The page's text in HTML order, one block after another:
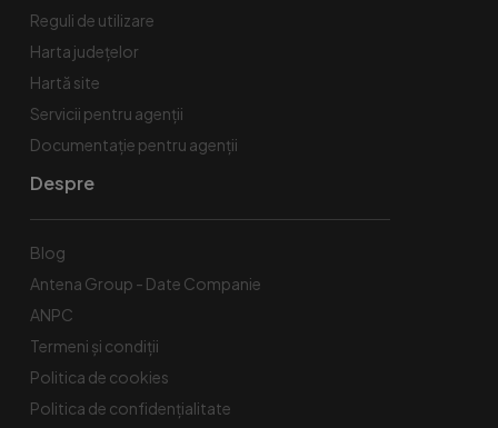
Reguli de utilizare
Harta județelor
Hartă site
Servicii pentru agenții
Documentație pentru agenții
Despre
Blog
Antena Group - Date Companie
ANPC
Termeni și condiții
Politica de cookies
Politica de confidențialitate